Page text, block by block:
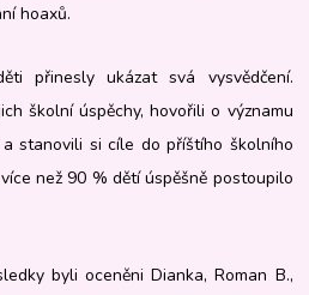
hoaxů.
přinesly ukázat svá vysvědčení.
školní úspěchy, hovořili o významu
stanovili si cíle do příštího školního
než 90 % dětí úspěšně postoupilo
byli oceněni Dianka, Roman B.,